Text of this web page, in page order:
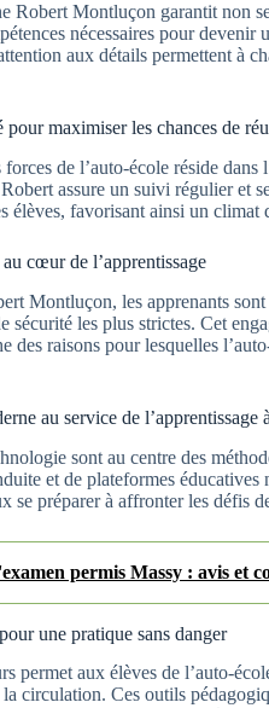
Robert Montluçon garantit non
nécessaires pour
aux détails permettent à
maximiser les chances de
de l’auto-école réside
assure un suivi régulier et
élèves, favorisant ainsi un climat
cœur de l’apprentissage
Montluçon, les apprenants
sécurité les plus strictes. Cet
des raisons pour lesquelles
au service de
sont au centre des
et de plateformes
se préparer à affronter les défis
permis Massy : avis et
une pratique sans danger
permet aux élèves de l’auto-
la circulation. Ces outils